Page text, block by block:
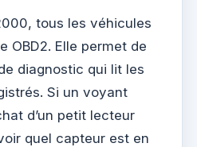
tous les véhicules
OBD2. Elle permet de
diagnostic qui lit les
Si un voyant
d’un petit lecteur
quel capteur est en